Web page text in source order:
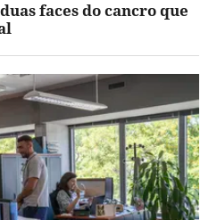
faces do cancro que